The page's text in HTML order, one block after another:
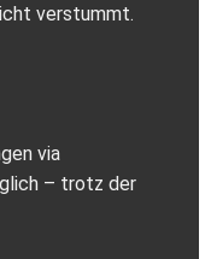
verstummt.
via
– trotz der